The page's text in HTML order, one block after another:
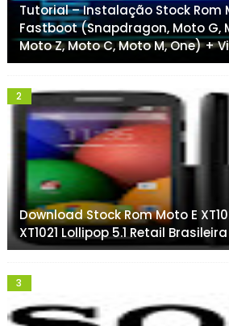
Tutorial – Instalação Stock Rom
Fastboot (Snapdragon, Moto G,
Moto Z, Moto C, Moto M, One) +
Download Stock Rom Moto E
XT1021 Lollipop 5.1 Retail Brasileira